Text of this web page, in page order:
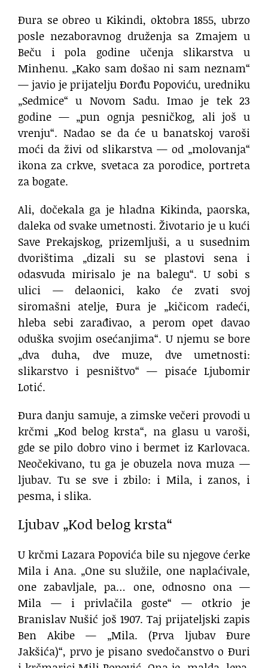
Đura se obreo u Kikindi, oktobra 1855, ubrzo
posle nezaboravnog druženja sa Zmajem u
Beču i pola godine učenja slikarstva u
Minhenu. „Kako sam došao ni sam neznam“
— javio je prijatelju Đorđu Popoviću, uredniku
„Sedmice“ u Novom Sadu. Imao je tek 23
godine — „pun ognja pesničkog, ali još u
vrenju“. Nadao se da će u banatskoj varoši
moći da živi od slikarstva — od „molovanja“
ikona za crkve, svetaca za porodice, portreta
za bogate.
Ali, dočekala ga je hladna Kikinda, paorska,
daleka od svake umetnosti. Životario je u kući
Save Prekajskog, prizemljuši, a u susednim
dvorištima „dizali su se plastovi sena i
odasvuda mirisalo je na balegu“. U sobi s
ulici — delaonici, kako će zvati svoj
siromašni atelje, Đura je „kičicom radeći,
hleba sebi zarađivao, a perom opet davao
oduška svojim osećanjima“. U njemu se bore
„dva duha, dve muze, dve umetnosti:
slikarstvo i pesništvo“ — pisaće Ljubomir
Lotić.
Đura danju samuje, a zimske večeri provodi u
krčmi „Kod belog krsta“, na glasu u varoši,
gde se pilo dobro vino i bermet iz Karlovaca.
Neočekivano, tu ga je obuzela nova muza —
ljubav. Tu se sve i zbilo: i Mila, i zanos, i
pesma, i slika.
Ljubav „Kod belog krsta“
U krčmi Lazara Popovića bile su njegove ćerke
Mila i Ana. „One su služile, one naplaćivale,
one zabavljale, pa… one, odnosno ona —
Mila — i privlačila goste“ — otkrio je
Branislav Nušić još 1907. Taj prijateljski zapis
Ben Akibe — „Mila. (Prva ljubav Đure
Jakšića)“, prvo je pisano svedočanstvo o Đuri